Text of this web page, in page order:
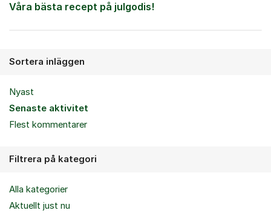
Våra bästa recept på julgodis!
Sortera inläggen
Nyast
Senaste aktivitet
Flest kommentarer
Filtrera på kategori
Alla kategorier
Aktuellt just nu